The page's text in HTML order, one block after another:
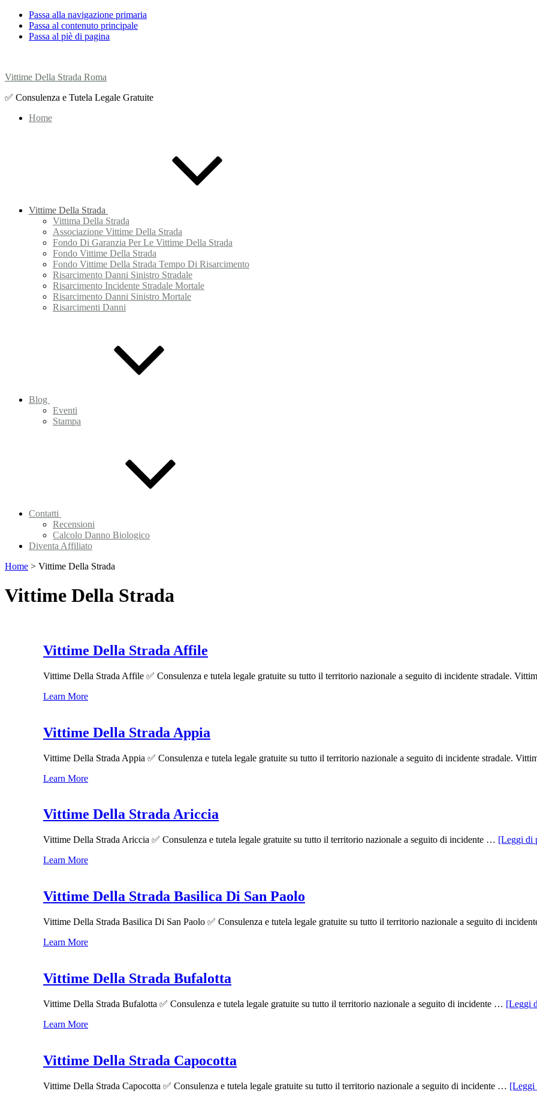
Passa alla navigazione primaria
Passa al contenuto principale
Passa al piè di pagina
Vittime Della Strada Roma
✅ Consulenza e Tutela Legale Gratuite
Home
Vittime Della Strada
Vittima Della Strada
Associazione Vittime Della Strada
Fondo Di Garanzia Per Le Vittime Della Strada
Fondo Vittime Della Strada
Fondo Vittime Della Strada Tempo Di Risarcimento
Risarcimento Danni Sinistro Stradale
Risarcimento Incidente Stradale Mortale
Risarcimento Danni Sinistro Mortale
Risarcimenti Danni
Blog
Eventi
Stampa
Contatti
Recensioni
Calcolo Danno Biologico
Diventa Affiliato
Home > Vittime Della Strada
Vittime Della Strada
Vittime Della Strada Affile
Vittime Della Strada Affile ✅ Consulenza e tutela legale gratuite su tutto il territorio nazionale a seguito di incidente stradale.
Learn More
Vittime Della Strada Appia
Vittime Della Strada Appia ✅ Consulenza e tutela legale gratuite su tutto il territorio nazionale a seguito di incidente stradale.
Learn More
Vittime Della Strada Ariccia
Vittime Della Strada Ariccia ✅ Consulenza e tutela legale gratuite su tutto il territorio nazionale a seguito di incidente … [Leggi di
Learn More
Vittime Della Strada Basilica Di San Paolo
Vittime Della Strada Basilica Di San Paolo ✅ Consulenza e tutela legale gratuite su tutto il territorio nazionale a seguito di
Learn More
Vittime Della Strada Bufalotta
Vittime Della Strada Bufalotta ✅ Consulenza e tutela legale gratuite su tutto il territorio nazionale a seguito di incidente … [Leggi
Learn More
Vittime Della Strada Capocotta
Vittime Della Strada Capocotta ✅ Consulenza e tutela legale gratuite su tutto il territorio nazionale a seguito di incidente … [Leggi